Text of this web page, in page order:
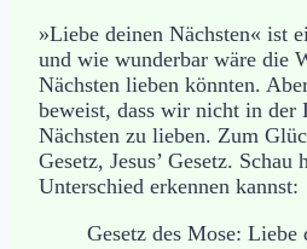
»Liebe deinen Nächsten« ist
und wie wunderbar wäre die
Nächsten lieben könnten.
beweist, dass wir nicht in der
Nächsten zu lieben. Zum
Gesetz, Jesus’ Gesetz. Schau
Unterschied erkennen kannst:
Gesetz des Mose: Liebe